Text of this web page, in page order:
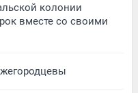
колонии
вместе со своими